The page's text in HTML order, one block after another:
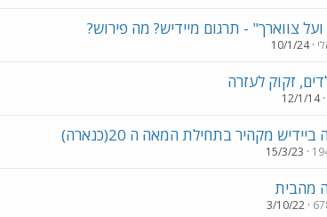
צווארך" - תרגום מיידיש? מה פירוש?
10/1/24
זקוק לעזרה
12/1/14
מקהיר בתחילת המאה ה 20(כנארה)
15/3/23
מהבית
3/10/22